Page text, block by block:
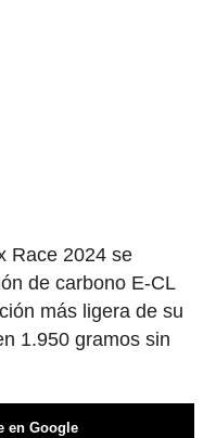
Race 2024 se
de carbono E-CL
más ligera de su
1.950 gramos sin
en Google